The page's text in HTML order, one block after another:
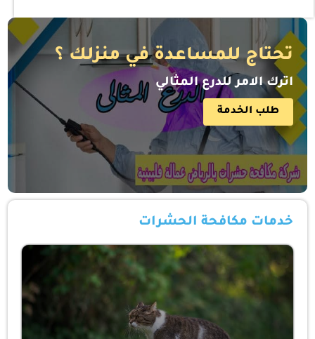
تحتاج للمساعدة في منزلك ؟
اترك الامر للدرع المثالي
طلب الخدمة
خدمات مكافحة الحشرات